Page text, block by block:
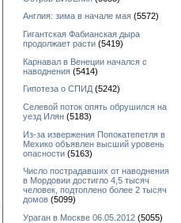
Англия: зима в начале мая (5572)
Гигантская Фабианская дыра
продолжает расти (5419)
Карнавал в Венеции начался с
наводнения (5414)
Гипотеза о СПИД (5242)
Селевой поток опять обрушился на
уезд Илян (5183)
Из-за извержения Попокатепетля в
Мехико объявлен высший уровень
опасности (5163)
Число пострадавших от наводнения
в Мордовии достигло 4,5 тысяч
человек, подтоплено более 2 тысяч
домов (5099)
Ураган в Москве 06.05.2012 (5055)